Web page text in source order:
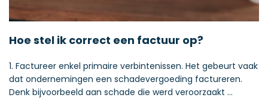
Hoe stel ik correct een factuur op?
1. Factureer enkel primaire verbintenissen. Het gebeurt vaak
dat ondernemingen een schadevergoeding factureren.
Denk bijvoorbeeld aan schade die werd veroorzaakt …